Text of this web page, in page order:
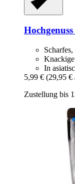
Hochgenuss
In
5,99 € (29,95 €
Zustellung bis